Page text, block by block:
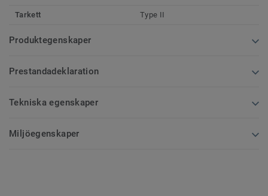
Tarkett Type II
Produktegenskaper
Prestandadeklaration
Tekniska egenskaper
Miljöegenskaper